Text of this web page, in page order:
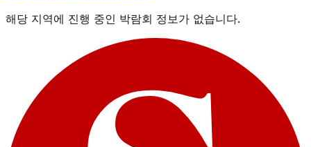
해당 지역에 진행 중인 박람회 정보가 없습니다.